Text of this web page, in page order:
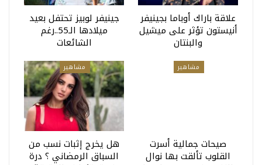
علاقة باراك أوباما بجينيفر
أنيستون تؤثر على ميشيل
والبنتان
جينيفر لوبيز تحتفل بعيد
ميلادها الـ55..رغم
الشائعات
مشاهير
صيحات جمالية أسرت
القلوب تألقت بها نوال
مشاهير
هل يخرج إثبات نسب من
السباق الرمضاني ؟ درة